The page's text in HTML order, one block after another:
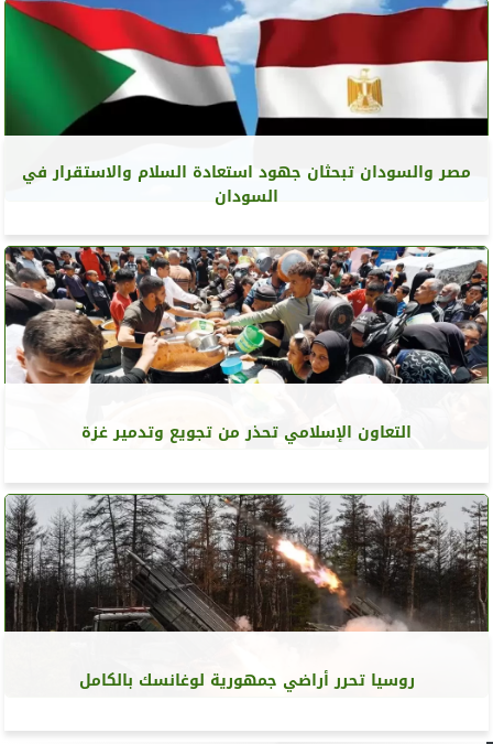
مصر والسودان تبحثان جهود استعادة السلام والاستقرار في
السودان
التعاون الإسلامي تحذر من تجويع وتدمير غزة
روسيا تحرر أراضي جمهورية لوغانسك بالكامل